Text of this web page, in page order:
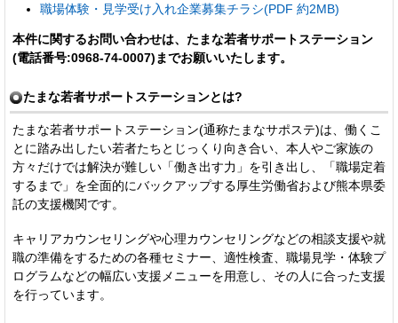
職場体験・見学受け入れ企業募集チラシ(PDF 約2MB)
本件に関するお問い合わせは、たまな若者サポートステーション
(電話番号:0968-74-0007)までお願いいたします。
たまな若者サポートステーションとは?
たまな若者サポートステーション(通称たまなサポステ)は、働くこ
とに踏み出したい若者たちとじっくり向き合い、本人やご家族の
方々だけでは解決が難しい「働き出す力」を引き出し、「職場定着
するまで」を全面的にバックアップする厚生労働省および熊本県委
託の支援機関です。
キャリアカウンセリングや心理カウンセリングなどの相談支援や就
職の準備をするための各種セミナー、適性検査、職場見学・体験プ
ログラムなどの幅広い支援メニューを用意し、その人に合った支援
を行っています。